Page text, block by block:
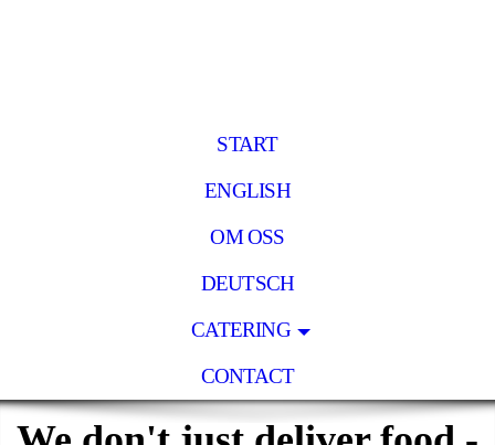
START
ENGLISH
OM OSS
DEUTSCH
CATERING
CONTACT